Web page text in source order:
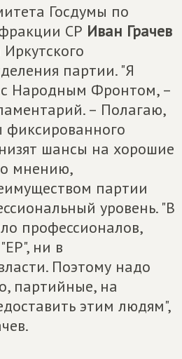
Госдумы по
СР Иван Грачев
партии. "Я
Народным Фронтом, –
– Полагаю,
шансы на хорошие
мнению,
партии
уровень. "В
профессионалов,
ни в
Поэтому надо
партийные, на
этим людям",